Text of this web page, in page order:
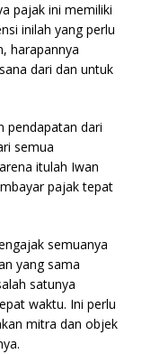
pajak ini memiliki
inilah yang perlu
harapannya
dari dan untuk
pendapatan dari
semua
itulah Iwan
pajak tepat
semuanya
yang sama
satunya
waktu. Ini perlu
mitra dan objek